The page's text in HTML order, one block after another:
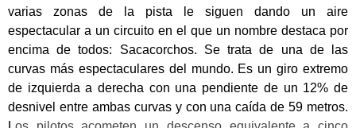
varias zonas de la pista le siguen dando un aire
espectacular a un circuito en el que un nombre destaca por
encima de todos: Sacacorchos. Se trata de una de las
curvas más espectaculares del mundo. Es un giro extremo
de izquierda a derecha con una pendiente de un 12% de
desnivel entre ambas curvas y con unacaída de 59 metros.